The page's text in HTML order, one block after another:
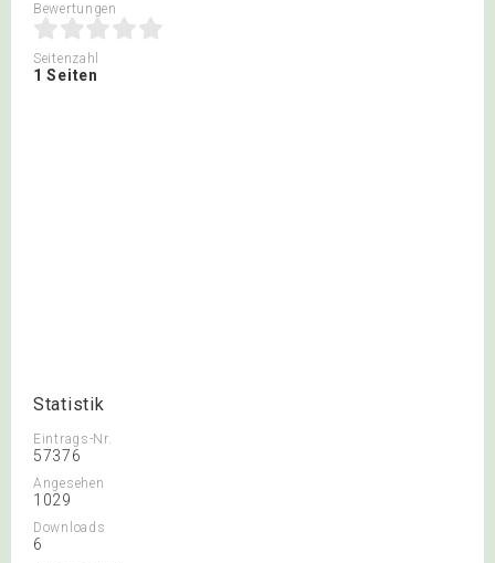
Bewertungen
Seitenzahl
1 Seiten
Statistik
Eintrags-Nr.
57376
Angesehen
1029
Downloads
6